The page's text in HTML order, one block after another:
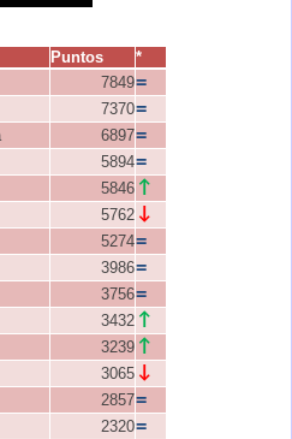
Puntos
*
7849=
7370=
6897=
5894=
5846 ↑
5762 ↓
5274=
3986=
3756=
3432 ↑
3239 ↑
3065 ↓
2857=
2320=